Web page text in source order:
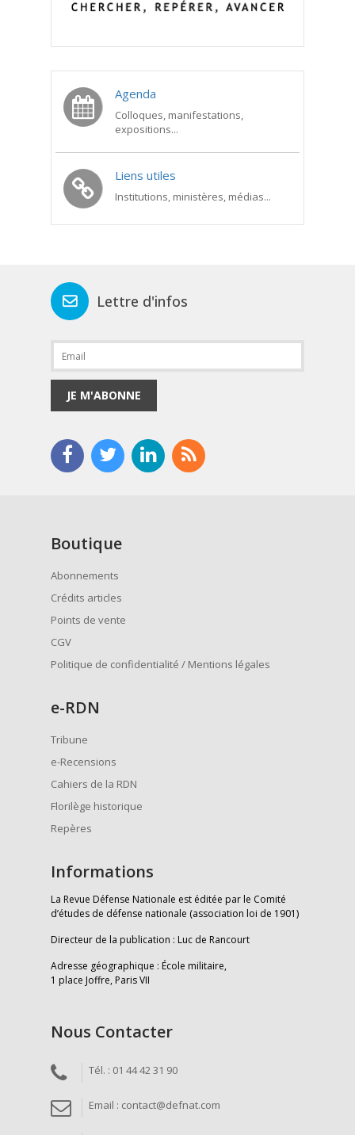
Agenda
Colloques, manifestations,
expositions...
Liens utiles
Institutions, ministères, médias...
Lettre d'infos
JE M'ABONNE
Boutique
Abonnements
Crédits articles
Points de vente
CGV
Politique de confidentialité / Mentions légales
e-RDN
Tribune
e-Recensions
Cahiers de la RDN
Florilège historique
Repères
Informations
La Revue Défense Nationale est éditée par le Comité
d’études de défense nationale (association loi de 1901)
Directeur de la publication : Luc de Rancourt
Adresse géographique : École militaire,
1 place Joffre, Paris VII
Nous Contacter
Tél. : 01 44 42 31 90
Email : contact@defnat.com